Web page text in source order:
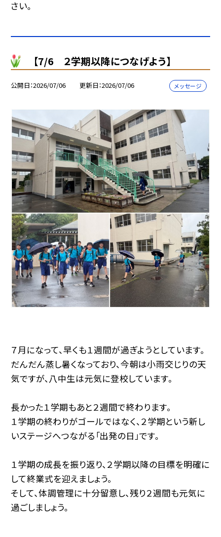
さい。
【7/6 ２学期以降につなげよう】
公開日 2026/07/06 更新日 2026/07/06 メッセージ
７月になって、早くも１週間が過ぎようとしています。
だんだん蒸し暑くなっており、今朝は小雨交じりの天
気ですが、八中生は元気に登校しています。
長かった１学期もあと２週間で終わります。
１学期の終わりがゴールではなく、２学期という新し
いステージへつながる「出発の日」です。
１学期の成長を振り返り、２学期以降の目標を明確に
して終業式を迎えましょう。
そして、体調管理に十分留意し、残り２週間も元気に
過ごしましょう。